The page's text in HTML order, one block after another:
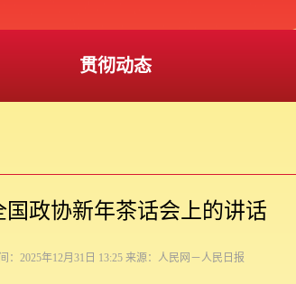
贯彻动态
国政协新年茶话会上的讲话
：2025年12月31日 13:25 来源：人民网－人民日报